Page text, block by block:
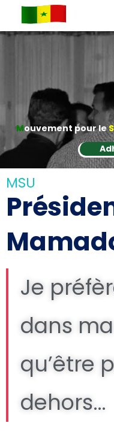
Mouvement pour leS
MSU
Je
dans
qu’être
dehors…